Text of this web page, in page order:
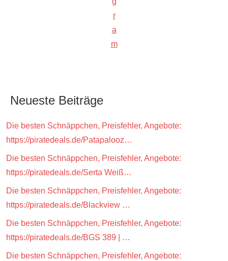
r
a
m
Neueste Beiträge
Die besten Schnäppchen, Preisfehler, Angebote:
https://piratedeals.de/Patapalooz…
Die besten Schnäppchen, Preisfehler, Angebote:
https://piratedeals.de/Serta Weiß…
Die besten Schnäppchen, Preisfehler, Angebote:
https://piratedeals.de/Blackview …
Die besten Schnäppchen, Preisfehler, Angebote:
https://piratedeals.de/BGS 389 | …
Die besten Schnäppchen, Preisfehler, Angebote: